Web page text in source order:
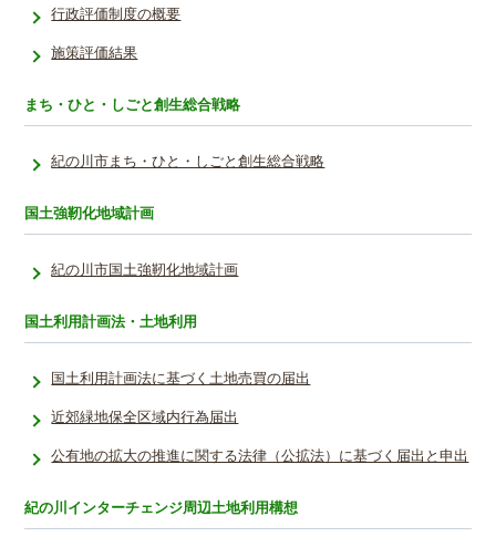
行政評価制度の概要
施策評価結果
まち・ひと・しごと創生総合戦略
紀の川市まち・ひと・しごと創生総合戦略
国土強靭化地域計画
紀の川市国土強靭化地域計画
国土利用計画法・土地利用
国土利用計画法に基づく土地売買の届出
近郊緑地保全区域内行為届出
公有地の拡大の推進に関する法律（公拡法）に基づく届出と申出
紀の川インターチェンジ周辺土地利用構想